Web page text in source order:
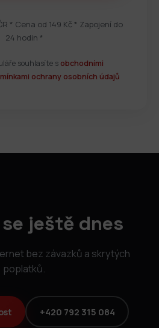
* Cena od 149 Kč * Zapojení do
24 hodin *
souhlasíte s obchodními
ochrany osobních údajů
ještě dnes
bez závazků a skrytých
poplatků.
+420 792 315 084